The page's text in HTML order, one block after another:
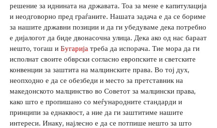
решение за иднината на државата. Тоа за мене е капитулација
и неодговорно пред граѓаните. Нашата задача е да се бориме
за нашите државни позиции и да ги убедуваме дека потребно
е дијалогот да биде двонасочна улица. Дека ако од нас бараат
нешто, тогаш и Бугарија треба да испорача. Тие мора да ги
исполнат своите обврски согласно европските и светските
конвенции за заштита на малцинските права. Во тој дух,
неопходно е да се обезбеди и место за претставник на
македонското малцинство во Советот за малцински права,
како што е пропишано со меѓународните стандарди и
принципи за еднаквост, а ние да ги заштитиме нашите
интереси. Инаку, најлесно е да се потпише нешто за што